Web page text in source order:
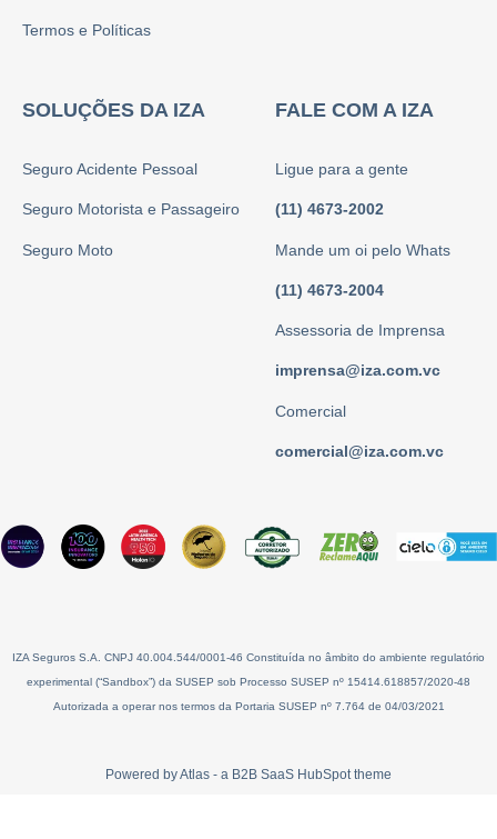
Termos e Políticas
SOLUÇÕES DA IZA
Seguro Acidente Pessoal
Seguro Motorista e Passageiro
Seguro Moto
FALE COM A IZA
Ligue para a gente
(11) 4673-2002
Mande um oi pelo Whats
(11) 4673-2004
Assessoria de Imprensa
imprensa@iza.com.vc
Comercial
comercial@iza.com.vc
IZA Seguros S.A. CNPJ 40.004.544/0001-46 Constituída no âmbito do ambiente regulatório
experimental (“Sandbox”) da SUSEP sob Processo SUSEP nº 15414.618857/2020-48
Autorizada a operar nos termos da Portaria SUSEP nº 7.764 de 04/03/2021
Powered by Atlas - a B2B SaaS HubSpot theme